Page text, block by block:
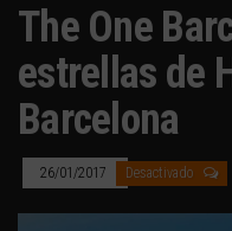
The One
estrellas de
Barcelona
26/01/2017 Desactivado